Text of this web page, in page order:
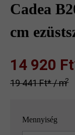
Cadea
cm
14 920
19 441 Ft‎‎‎* / m2
Mennyiség